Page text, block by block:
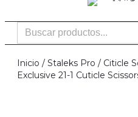
Buscar:
Inicio / Staleks Pro / Citicle
Exclusive 21-1 Cuticle